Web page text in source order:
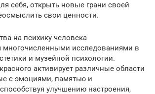
себя, открыть новые грани своей
свои ценности.
на психику человека
многочисленными исследованиями в
и музейной психологии.
активирует различные области
с эмоциями, памятью и
улучшению настроения,